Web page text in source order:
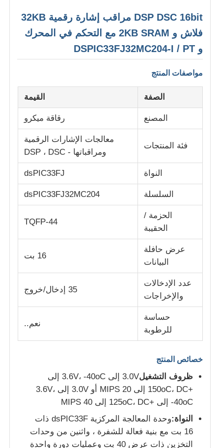
حولنا
جولة في المصنع
مراقبة الجودة
القضايا
مجموعة بوابة قابلة للبرمجة في مجال FPGA
وحدة متحكم MCU
نظام على رقاقة
وحدة تحكم MPU
CPLD PLD
كاشف الحرارة تحت الحمراء
رقاقة IC DSP
شريحة ذاكرة DRAM
DSP DSC 16bit مراقب إشارة رقمية 32KB
فلاش و 2KB SRAM مع التحكم في المحرك
و DSPIC33FJ32MC204-I / PT
مواصفات المنتج
الصفة القيمة
المصنع رقاقة ميكرو
فئة المنتجات
معالجات الإشارات الرقمية
ومراقباتها - DSP ، DSC
النواة dsPIC33FJ
السلسلة dsPIC33FJ32MC204
الحزمة /
الحقيبة
TQFP-44
عرض حافلة
البيانات
16 بت
عدد الإدخالات
والإخراجات
35 إدخال/خروج
حساسة
للرطوبة
نعم..
خصائص المنتج
ظروف التشغيل
3.0V إلى 3.6V، -40oC إلى
+150oC، DC إلى 20 MIPS أو 3.0V إلى 3.6V،
-40oC إلى +125oC، DC إلى 40 MIPS
النواة:
وحدة المعالجة المركزية dsPIC33F ذات
16 بت مع بنية فعالة للشفرة ، واثنين من وحدات
التخزين ذات عرض 40 بت وعمليات دورة واحدة